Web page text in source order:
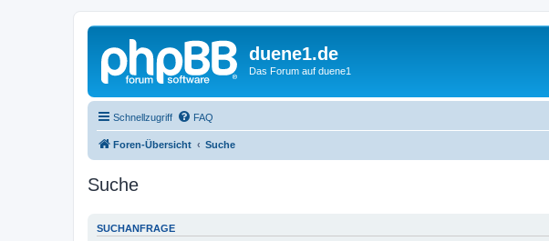
duene1.de
Das Forum auf duene1
Schnellzugriff FAQ
Foren-Übersicht Suche
Suche
SUCHANFRAGE